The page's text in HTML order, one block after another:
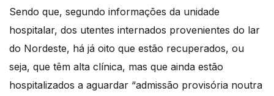
Sendo que, segundo informações da unidade
hospitalar, dos utentes internados provenientes do lar
do Nordeste, há já oito que estão recuperados, ou
seja, que têm alta clínica, mas que ainda estão
hospitalizados a aguardar “admissão provisória noutra